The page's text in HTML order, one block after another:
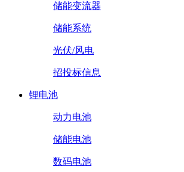
储能变流器
储能系统
光伏/风电
招投标信息
锂电池
动力电池
储能电池
数码电池